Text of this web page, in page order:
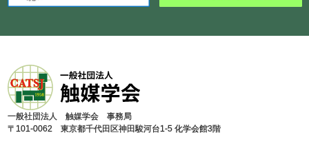
⼀般社団法⼈ 触媒学会 事務局
〒101-0062 東京都千代⽥区神⽥駿河台1-5 化学会館3階